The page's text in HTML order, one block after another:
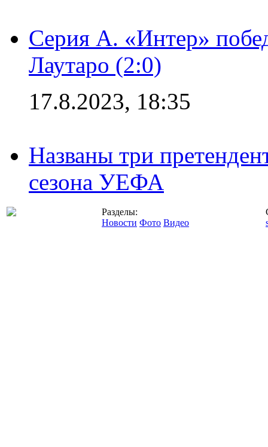
Серия А. «Интер»
Лаутаро (2:0)
17.8.2023, 18:35
Названы три
сезона УЕФА
Разделы:
Новости Фото Видео